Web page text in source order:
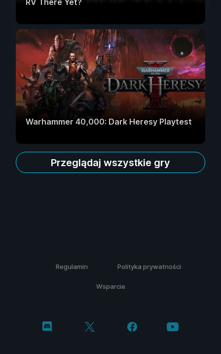
RV There Yet?
Warhammer 40,000: Dark Heresy Playtest
Przeglądaj wszystkie gry
Regulamin Polityka prywatności
Wsparcie